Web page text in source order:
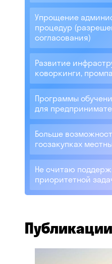
Упрощение
процедур
согласования)
Развитие
коворкинги,
Программы
для
Больше
госзакупках
Не считаю
приоритетной
Публикации